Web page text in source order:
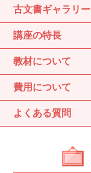
古文書ギャラリー
講座の特長
教材について
費用について
よくある質問